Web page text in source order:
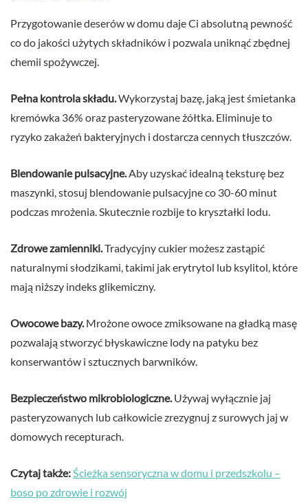
Przygotowanie deserów w domu daje Ci absolutną pewność
co do jakości użytych składników i pozwala uniknąć zbędnej
chemii spożywczej.
Pełna kontrola składu.Wykorzystaj bazę, jaką jest śmietanka
kremówka 36% oraz pasteryzowane żółtka. Eliminuje to
ryzyko zakażeń bakteryjnych i dostarcza cennych tłuszczów.
Blendowanie pulsacyjne. Aby uzyskać idealną teksturę bez
maszynki, stosuj blendowanie pulsacyjne co 30-60 minut
podczas mrożenia. Skutecznie rozbije to kryształki lodu.
Zdrowe zamienniki.Tradycyjny cukier możesz zastąpić
naturalnymi słodzikami, takimi jak erytrytol lub ksylitol, które
mają niższy indeks glikemiczny.
Owocowe bazy. Mrożone owoce zmiksowane na gładką masę
pozwalają stworzyć błyskawiczne lody na patyku bez
konserwantów i sztucznych barwników.
Bezpieczeństwo mikrobiologiczne. Używaj wyłącznie jaj
pasteryzowanych lub całkowicie zrezygnuj z surowych jaj w
domowych recepturach.
Czytaj także: Ścieżka sensoryczna w domu i przedszkolu –
boso po zdrowie i rozwój